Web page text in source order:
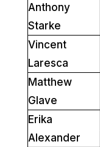
Anthony
Starke
Vincent
Laresca
Matthew
Glave
Erika
Alexander